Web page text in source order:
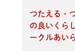
つたえる・
の良いくら
ークルあい